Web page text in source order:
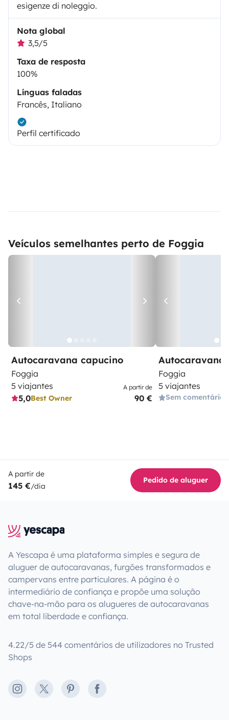
esigenze di noleggio.
Nota global
3,5/5
Taxa de resposta
100%
Línguas faladas
Francês, Italiano
Perfil certificado
Veículos semelhantes perto de Foggia
Autocaravana capucino
Foggia
5 viajantes
5,0Best Owner
A partir de
90 €
Autocaravana
Foggia
5 viajantes
Sem comentários
A partir de
145 €/dia
Pedido de aluguer
A Yescapa é uma plataforma simples e segura de
aluguer de autocaravanas, furgões transformados e
campervans entre particulares. A página é o
intermediário de confiança e propõe uma solução
chave-na-mão para os alugueres de autocaravanas
em total liberdade e confiança.
4.22/5 de 544 comentários de utilizadores no Trusted
Shops
Instagram
X PinterestFacebook